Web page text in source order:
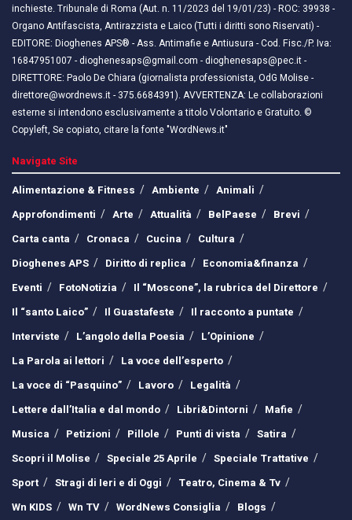
inchieste. Tribunale di Roma (Aut. n. 11/2023 del 19/01/23) - ROC: 39938 -
Organo Antifascista, Antirazzista e Laico (Tutti i diritti sono Riservati) -
EDITORE: Dioghenes APS® - Ass. Antimafie e Antiusura - Cod. Fisc./P. Iva:
16847951007 - dioghenesaps@gmail.com - dioghenesaps@pec.it - ​​
DIRETTORE: Paolo De Chiara (giornalista professionista, OdG Molise -
direttore@wordnews.it - ​​375.6684391). AVVERTENZA: Le collaborazioni
esterne si intendono esclusivamente a titolo Volontario e Gratuito. ©
Copyleft, Se copiato, citare la fonte "WordNews.it"
Navigate Site
Alimentazione & Fitness
Ambiente
Animali
Approfondimenti
Arte Attualità BelPaese
Brevi
Carta canta
Cronaca Cucina
Cultura
Dioghenes APS
Diritto di replica
Economia&finanza
Eventi
FotoNotizia
Il “Moscone”, la rubrica del Direttore
Il “santo Laico”
Il Guastafeste
Il racconto a puntate
Interviste
L’angolo della Poesia
L’Opinione
La Parola ai lettori
La voce dell’esperto
La voce di “Pasquino”
Lavoro
Legalità
Lettere dall’Italia e dal mondo
Libri&Dintorni
Mafie
Musica
Petizioni Pillole Punti di vista
Satira
Scopri il Molise
Speciale 25 Aprile
Speciale Trattative
Sport
Stragi di Ieri e di Oggi
Teatro, Cinema & Tv
Wn KIDS
Wn TV WordNews Consiglia Blogs